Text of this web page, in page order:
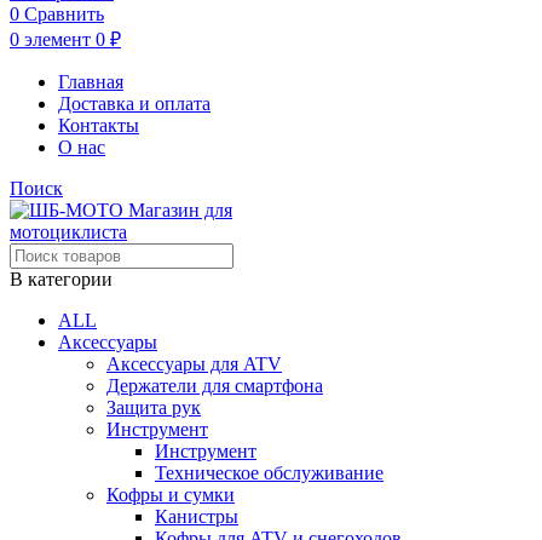
0 Сравнить
0 элемент 0 ₽
Главная
Доставка и оплата
Контакты
О нас
Поиск
В категории
ALL
Аксессуары
Аксессуары для ATV
Держатели для смартфона
Защита рук
Инструмент
Инструмент
Техническое обслуживание
Кофры и сумки
Канистры